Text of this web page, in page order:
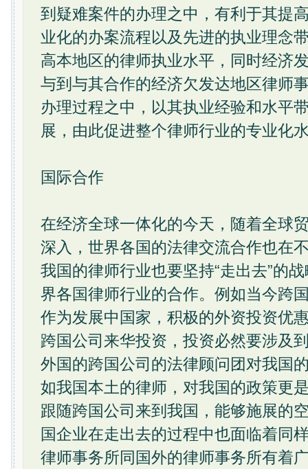
到疑难案件的办理之中，有利于其提
业化的办案流程以及先进的执业理念
高本地区的律师执业水平，同时经济
与到与其合作的经济欠发达地区律师
办理过程之中，以其执业经验和水平
展，由此促进整个律师行业的专业化
国际合作
在经济全球一体化的今天，随着全球
深入，世界各国的法律交流合作也在
我国的律师行业也要坚持“走出去”的
界各国律师行业的合作。例如当今跨
作为发展中国家，积极的外资投资优
跨国公司来华投资，投资必然要涉及
外国的跨国公司的法律顾问团对我国
如我国本土的律师，对我国的政策更
跟随跨国公司来到我国，能够施展的
国企业在走出去的过程中也面临着同
律师事务所同国外的律师事务所有着